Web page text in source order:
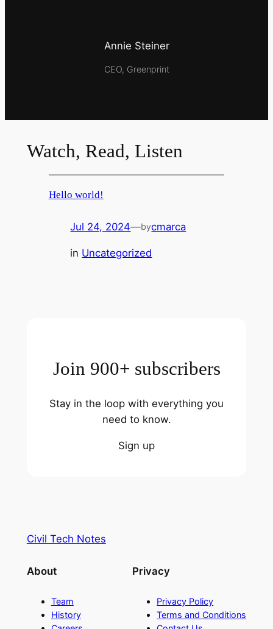
Annie Steiner
CEO, Greenprint
Watch, Read, Listen
Hello world!
Jul 24, 2024—bycmarca
in Uncategorized
Join 900+ subscribers
Stay in the loop with everything you
need to know.
Sign up
Civil Tech Notes
About
Team
History
Privacy
Privacy Policy
Terms and Conditions